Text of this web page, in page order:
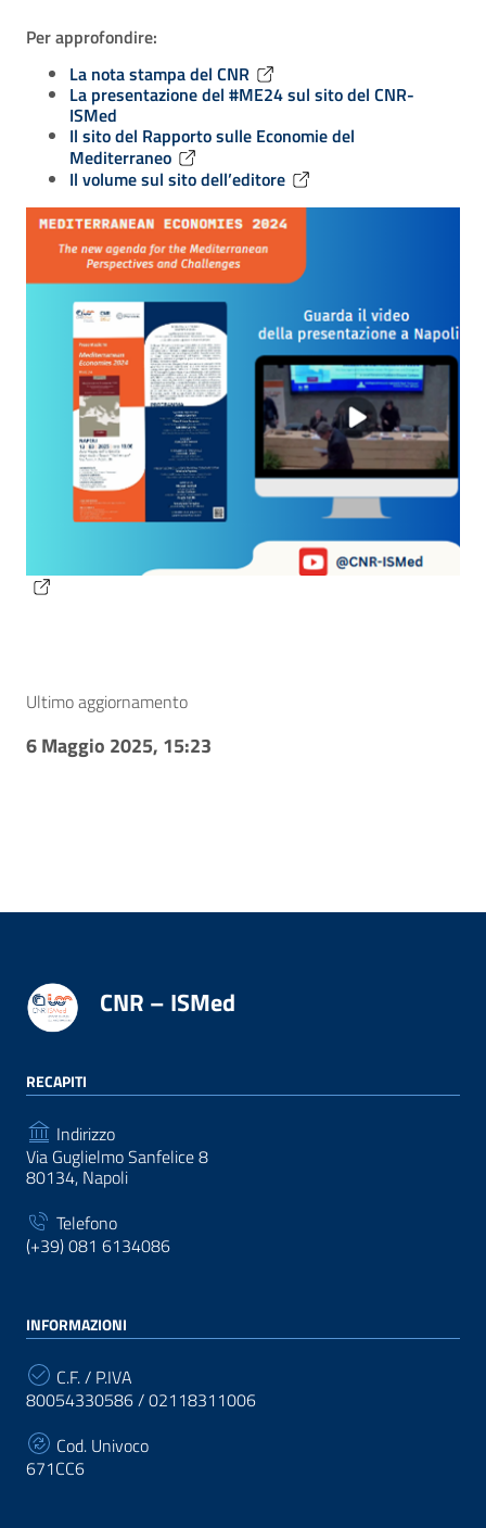
Per approfondire:
La nota stampa del CNR
La presentazione del #ME24 sul sito del CNR-
ISMed
Il sito del Rapporto sulle Economie del
Mediterraneo
Il volume sul sito dell’editore
Ultimo aggiornamento
6 Maggio 2025, 15:23
CNR – ISMed
RECAPITI
Indirizzo
Via Guglielmo Sanfelice 8
80134, Napoli
Telefono
(+39) 081 6134086
INFORMAZIONI
C.F. / P.IVA
80054330586 / 02118311006
Cod. Univoco
671CC6